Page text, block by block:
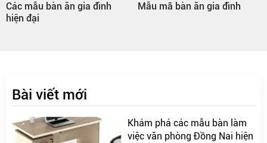
Các mẫu bàn ăn gia đình
hiện đại
Mẫu mã bàn ăn gia đình
Bài viết mới
Khám phá các mẫu bàn làm
việc văn phòng Đồng Nai hiện